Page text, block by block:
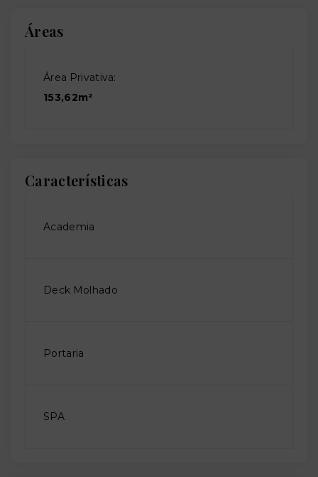
Áreas
Área Privativa:
153,62m²
Características
Academia
Deck Molhado
Portaria
SPA